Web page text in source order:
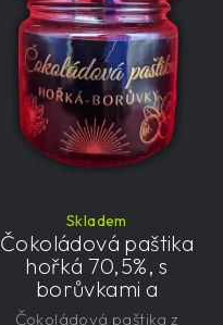
Skladem
Čokoládová paštika
hořká 70,5%, s
borůvkami a
čekankovým
Čokoládová paštika z